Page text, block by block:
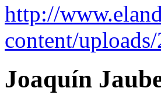
http://
content/
Joaquín